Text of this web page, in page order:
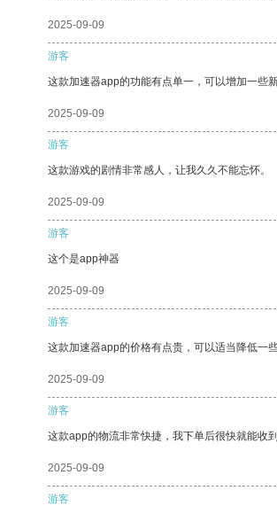
2025-09-09
游客
这款加速器app的功能有点单一，可以增加一些
2025-09-09
游客
这款游戏的剧情非常感人，让我久久不能忘怀。
2025-09-09
游客
这个是app神器
2025-09-09
游客
这款加速器app的价格有点贵，可以适当降低一
2025-09-09
游客
这款app的物流非常快捷，我下单后很快就能收到
2025-09-09
游客